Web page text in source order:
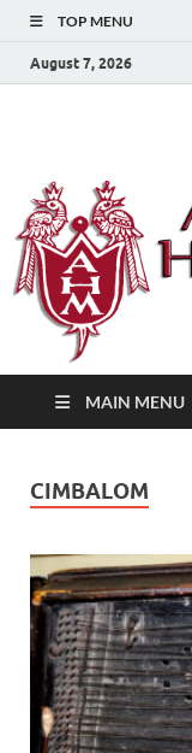
TOP MENU
August 7, 2026
MAIN MENU
CIMBALOM